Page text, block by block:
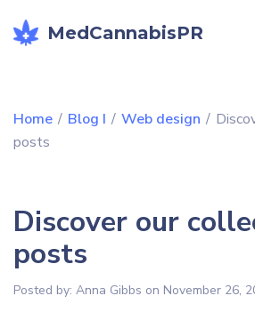
MedCannabisPR
Home / Blog I / Web design /
posts
Discover our
posts
Posted by: Anna Gibbs on November 26,